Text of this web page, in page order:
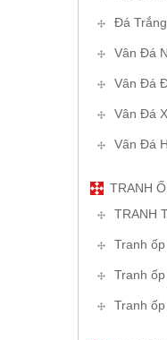
Đá
Vân Đá
Vân Đá
Vân Đá
Vân Đá
TRANH
TRANH
Tranh
Tranh
Tranh